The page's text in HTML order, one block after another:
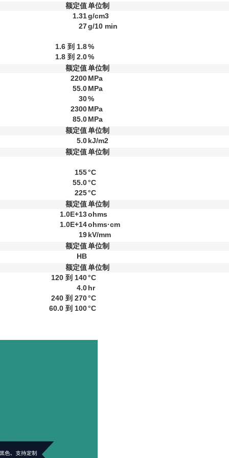
额定值单位制
1.31g/cm3
27g/10 min
1.6 到 1.8%
1.8 到 2.0%
额定值单位制
2200MPa
55.0MPa
30%
2300MPa
85.0MPa
额定值单位制
5.0kJ/m2
额定值单位制
155°C
55.0°C
225°C
额定值单位制
1.0E+13ohms
1.0E+14ohms·cm
19kV/mm
额定值单位制
HB
额定值单位制
120 到 140°C
4.0hr
240 到 270°C
60.0 到 100°C